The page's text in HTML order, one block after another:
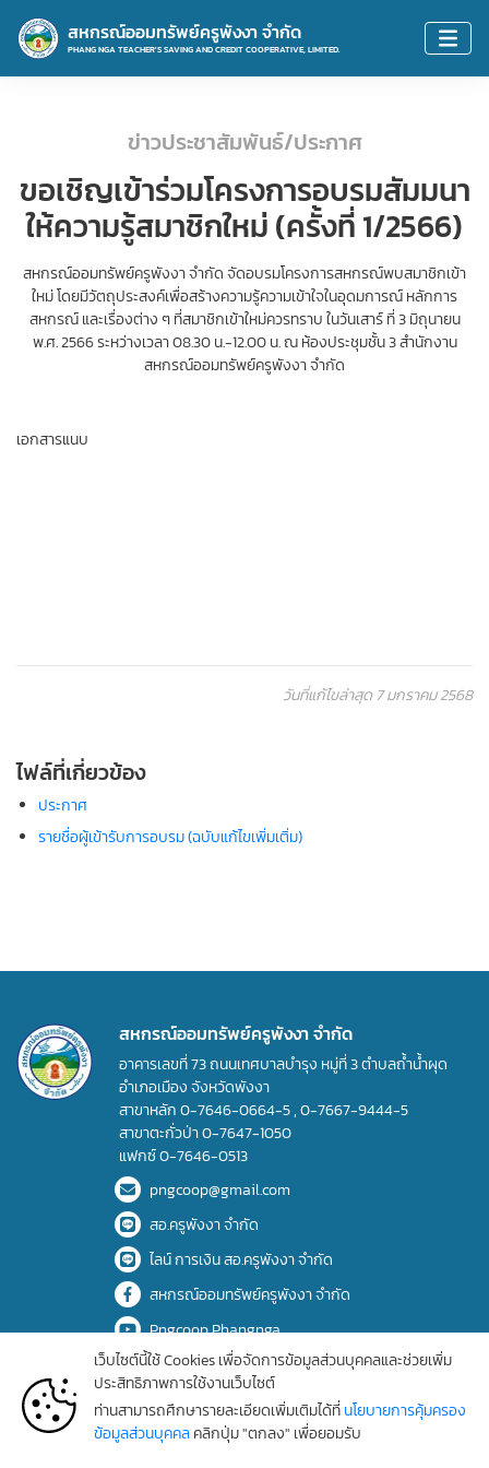
สหกรณ์ออมทรัพย์ครูพังงา จำกัด
PHANG NGA TEACHER'S SAVING AND CREDIT COOPERATIVE, LIMITED.
ข่าวประชาสัมพันธ์/ประกาศ
ขอเชิญเข้าร่วมโครงการอบรมสัมมนา
ให้ความรู้สมาชิกใหม่ (ครั้งที่ 1/2566)
สหกรณ์ออมทรัพย์ครูพังงา จำกัด จัดอบรมโครงการสหกรณ์พบสมาชิกเข้า
ใหม่ โดยมีวัตถุประสงค์เพื่อสร้างความรู้ความเข้าใจในอุดมการณ์ หลักการ
สหกรณ์ และเรื่องต่าง ๆ ที่สมาชิกเข้าใหม่ควรทราบ ในวันเสาร์ ที่ 3 มิถุนายน
พ.ศ. 2566 ระหว่างเวลา 08.30 น.-12.00 น. ณ ห้องประชุมชั้น 3 สำนักงาน
สหกรณ์ออมทรัพย์ครูพังงา จำกัด
เอกสารแนบ
วันที่แก้ไขล่าสุด 7 มกราคม 2568
ไฟล์ที่เกี่ยวข้อง
ประกาศ
รายชื่อผู้เข้ารับการอบรม (ฉบับแก้ไขเพิ่มเติ่ม)
สหกรณ์ออมทรัพย์ครูพังงา จำกัด
อาคารเลขที่ 73 ถนนเทศบาลบำรุง หมู่ที่ 3 ตำบลถ้ำน้ำผุด
อำเภอเมือง จังหวัดพังงา
สาขาหลัก0-7646-0664-5,0-7667-9444-5
สาขาตะกั่วป่า0-7647-1050
แฟกซ์0-7646-0513
pngcoop@gmail.com
สอ.ครูพังงา จำกัด
ไลน์ การเงิน สอ.ครูพังงา จำกัด
สหกรณ์ออมทรัพย์ครูพังงา จำกัด
Pngcoop Phangnga
Copyrights © 2025 All Rights Reserved by Phang-nga teacher's
saving and credit cooperative, limited.
เว็บไซต์นี้ใช้ Cookies เพื่อจัดการข้อมูลส่วนบุคคลและช่วยเพิ่ม
ประสิทธิภาพการใช้งานเว็บไซต์
ท่านสามารถศึกษารายละเอียดเพิ่มเติมได้ที่นโยบายการคุ้มครอง
ข้อมูลส่วนบุคคลคลิกปุ่ม "ตกลง" เพื่อยอมรับ